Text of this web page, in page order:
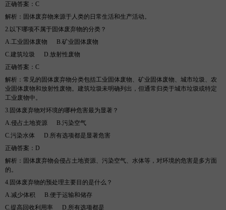
正确答案： C
解析 ：固体废弃物来源于人类的日常生活和生产活动。
2. 以下哪项不属于固体废弃物的分类？
A.工业固体废物 B.矿业固体废物
C.建筑垃圾 D.放射性废物
正确答案： C
解析 ：常见的固体废弃物分类包括工业固体废物、矿业固体废物、城市垃圾、农
业固体废物和放射性废物。建筑垃圾未明确列出，但通常归类于城市垃圾或特定
工业废物中。
3. 固体废弃物对环境的哪种危害最为显著？
A.侵占土地资源 B.污染空气
C.污染水体 D.所有选项都是显著危害
正确答案： D
解析 ：固体废弃物会侵占土地资源、污染空气、水体等，对环境的危害是多方面
的。
4. 固体废弃物的预处理主要目的是什么？
A.减少体积 B.便于运输和储存
C.提高回收利用率 D.所有选项都是